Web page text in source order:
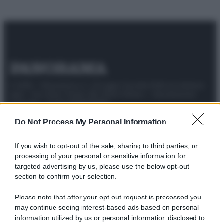
Do Not Process My Personal Information
If you wish to opt-out of the sale, sharing to third parties, or
processing of your personal or sensitive information for
targeted advertising by us, please use the below opt-out
section to confirm your selection.
Please note that after your opt-out request is processed you
may continue seeing interest-based ads based on personal
information utilized by us or personal information disclosed to
riservata – P.IVA 10518230965
Attualità Lifestyle ModaVideoPodcastAbbonati
Preferenze Privacy Privacy Policy